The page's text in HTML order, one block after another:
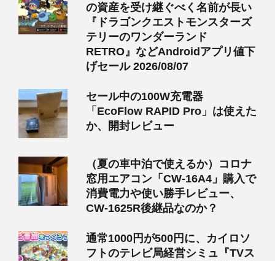
の資産を受け継ぐべく名前が長い
『ドラゴンクエストモンスターズ
テリーのワンダーランド
RETRO』などAndroidアプリ値下
げセール 2026/08/07
セール中の100W充電器
「EcoFlow RAPID Pro」は使えた
か、開封レビュー
（夏の車中泊で使えるか）コロナ
窓用エアコン「CW-16A4」購入で
消費電力や使い勝手レビュー、
CW-1625R後継品なのか？
通常1000円が500円に、カイロソ
フトのテレビ局経営シミュ『TVス